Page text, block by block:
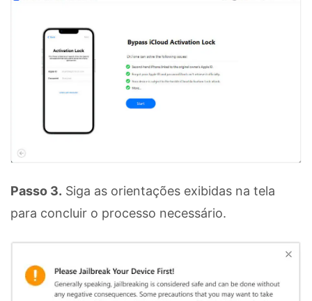
Passo 3. Siga as orientações exibidas na tela
para concluir o processo necessário.